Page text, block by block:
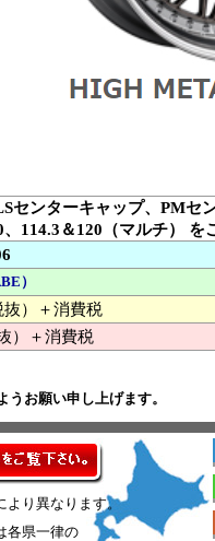
センターキャップ、PM
114.3＆120（マルチ） を
）
抜）＋消費税
）＋消費税
お願い申し上げます。
より異なります。
各県一律の